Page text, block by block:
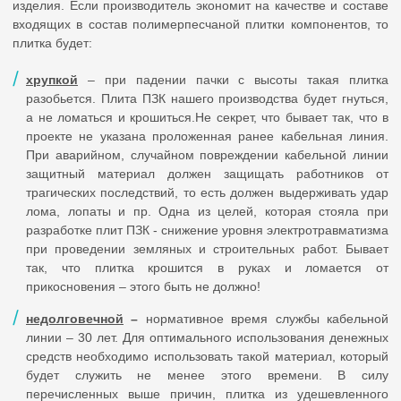
изделия. Если производитель экономит на качестве и составе
входящих в состав полимерпесчаной плитки компонентов, то
плитка будет:
хрупкой
– при падении пачки с высоты такая плитка
разобьется. Плита ПЗК нашего производства будет гнуться,
а не ломаться и крошиться.Не секрет, что бывает так, что в
проекте не указана проложенная ранее кабельная линия.
При аварийном, случайном повреждении кабельной линии
защитный материал должен защищать работников от
трагических последствий, то есть должен выдерживать удар
лома, лопаты и пр. Одна из целей, которая стояла при
разработке плит ПЗК - снижение уровня электротравматизма
при проведении земляных и строительных работ. Бывает
так, что плитка крошится в руках и ломается от
прикосновения – этого быть не должно!
недолговечной – нормативное время службы кабельной
линии – 30 лет. Для оптимального использования денежных
средств необходимо использовать такой материал, который
будет служить не менее этого времени. В силу
перечисленных выше причин, плитка из удешевленного